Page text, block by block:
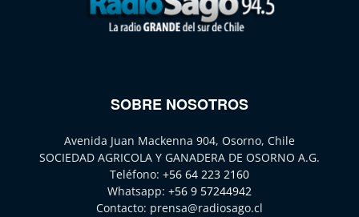
SOBRE NOSOTROS
Avenida Juan Mackenna 904, Osorno, Chile
SOCIEDAD AGRICOLA Y GANADERA DE OSORNO A.G.
Teléfono: +56 64 223 2160
Whatsapp: +56 9 57244942
Contacto: prensa@radiosago.cl